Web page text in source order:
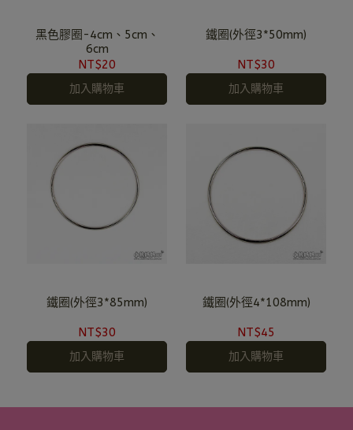
黑色膠圈-4cm、5cm、
6cm
NT$20
加入購物車
鐵圈(外徑3*50mm)
NT$30
加入購物車
鐵圈(外徑3*85mm)
NT$30
加入購物車
鐵圈(外徑4*108mm)
NT$45
加入購物車